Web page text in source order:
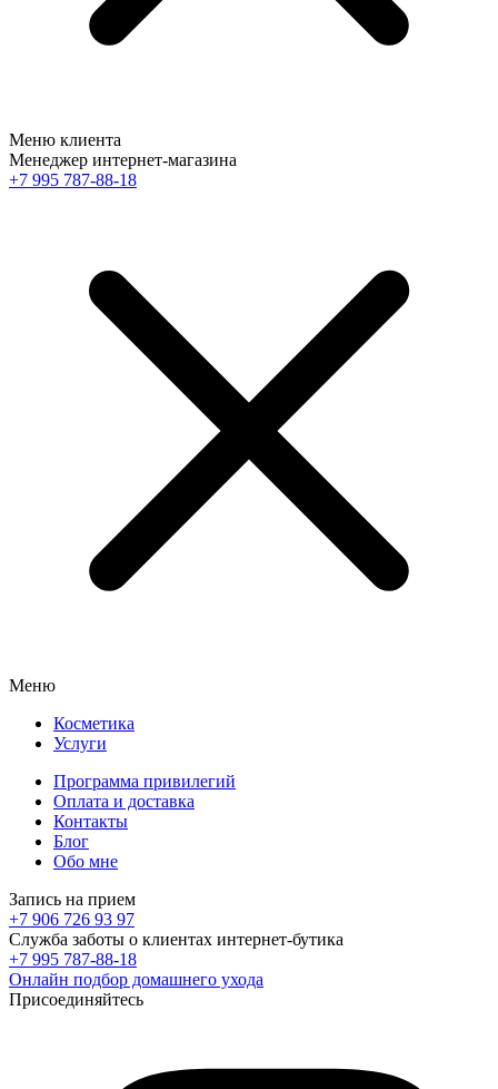
Меню клиента
Менеджер интернет-магазина
+7 995 787-88-18
Меню
Косметика
Услуги
Программа привилегий
Оплата и доставка
Контакты
Блог
Обо мне
Запись на прием
+7 906 726 93 97
Служба заботы о клиентах интернет-бутика
+7 995 787-88-18
Онлайн подбор домашнего ухода
Присоединяйтесь